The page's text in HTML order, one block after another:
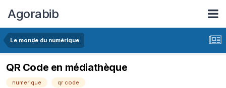
Agorabib
Le monde du numérique
QR Code en médiathèque
numerique qr code